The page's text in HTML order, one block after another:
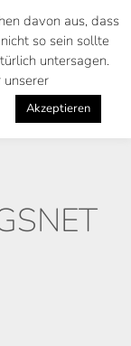
davon aus, dass
so sein sollte
untersagen.
Akzeptieren